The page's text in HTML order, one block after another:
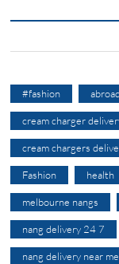
#fashion
cream charger
cream chargers
Fashion health
melbourne nangs
nang delivery 24 7
nang delivery near me